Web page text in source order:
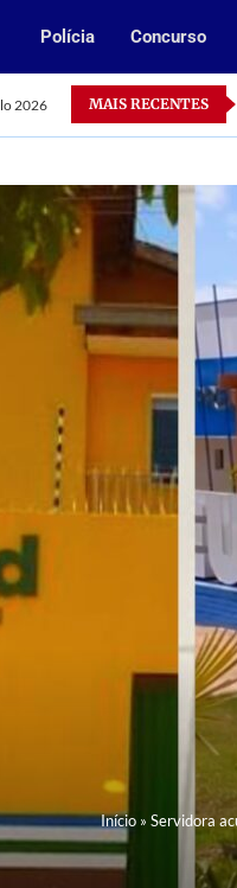
Polícia Concurso
2026 MAIS RECENTES
Início » Servidora